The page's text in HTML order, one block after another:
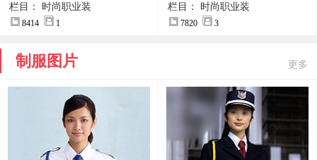
业装图片
栏目： 时尚职业装
8414 1
服装图片
栏目： 时尚职业装
7820 3
制服图片 更多